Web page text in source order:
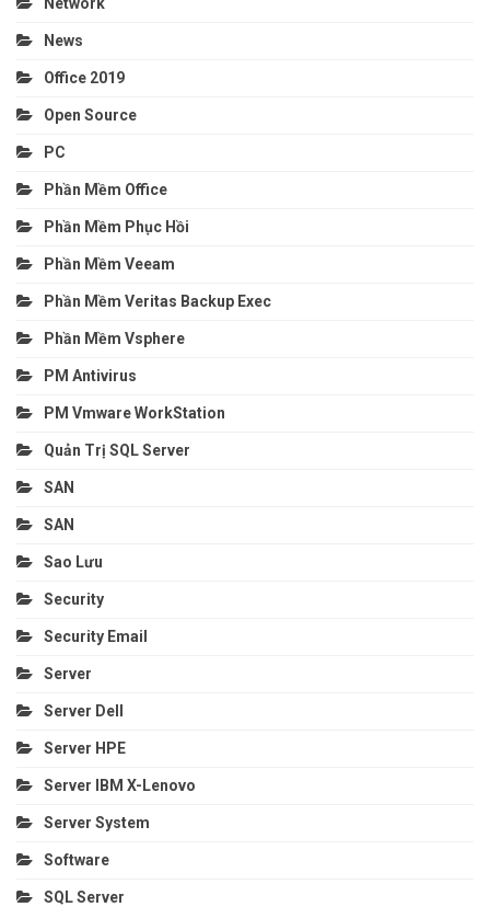
News
Office 2019
Open Source
PC
Phần Mềm Office
Phần Mềm Phục Hồi
Phần Mềm Veeam
Phần Mềm Veritas Backup Exec
Phần Mềm Vsphere
PM Antivirus
PM Vmware WorkStation
Quản Trị SQL Server
SAN
SAN
Sao Lưu
Security
Security Email
Server
Server Dell
Server HPE
Server IBM X-Lenovo
Server System
Software
SQL Server